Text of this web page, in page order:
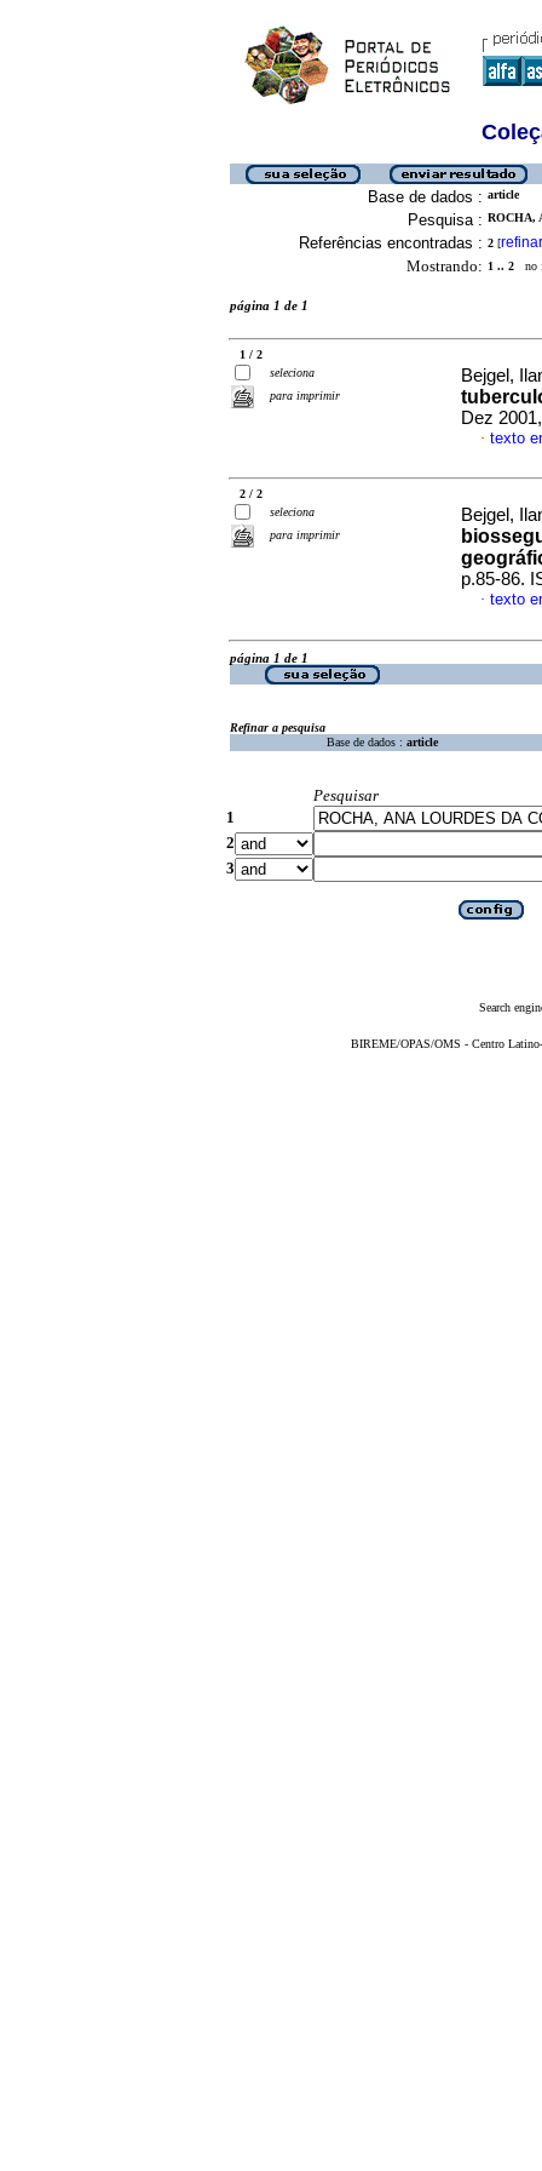
Base de dados : article
Pesquisa : ROCHA,
Referências encontradas : 2 [refinar
Mostrando: 1 .. 2 no
página 1 de 1
1 / 2
seleciona
para imprimir
Bejgel,
Dez
· texto
2 / 2
seleciona
para imprimir
Bejgel,
p.85-86.
· texto
página 1 de 1
Refinar a pesquisa
Base de dados : article
Pesquisar
1
2
3
Search
BIREME/OPAS/OMS - Centro Latino-